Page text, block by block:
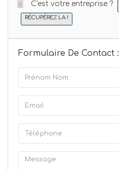
C'est votre entreprise ?
RÉCUPÉREZ LA !
Formulaire De Contact :